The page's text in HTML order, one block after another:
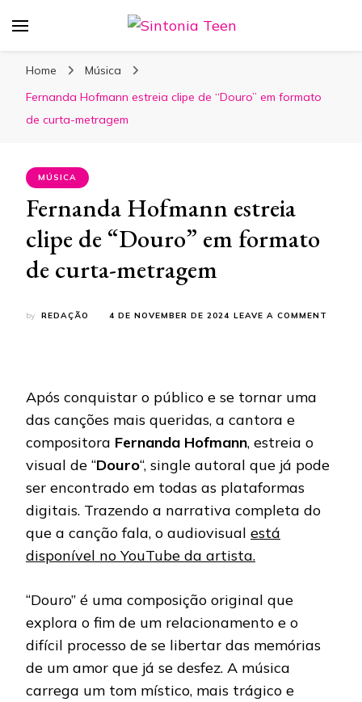
Home
Música
Fernanda Hofmann estreia clipe de “Douro” em formato
de curta-metragem
MÚSICA
Fernanda Hofmann estreia
clipe de “Douro” em formato
de curta-metragem
by REDAÇÃO 4 DE NOVEMBER DE 2024 LEAVE A COMMENT
Após conquistar o público e se tornar uma
das canções mais queridas, a cantora e
compositora Fernanda Hofmann, estreia o
visual de “Douro“, single autoral que já pode
ser encontrado em todas as plataformas
digitais. Trazendo a narrativa completa do
que a canção fala, o audiovisual está
disponível no YouTube da artista.
“Douro” é uma composição original que
explora o fim de um relacionamento e o
difícil processo de se libertar das memórias
de um amor que já se desfez. A música
carrega um tom místico, mais trágico e